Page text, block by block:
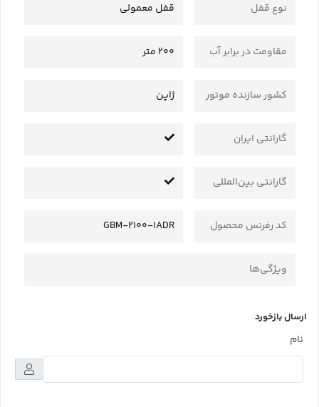
نوع قفل قفل معمولی
مقاومت در برابر آب 200 متر
کشور سازنده موتور ژاپن
گارانتی ایران
گارانتی بین‌المللی
کد رفرنس محصول GBM-2100-1ADR
ویژگی‌ها
ارسال بازخورد
نام